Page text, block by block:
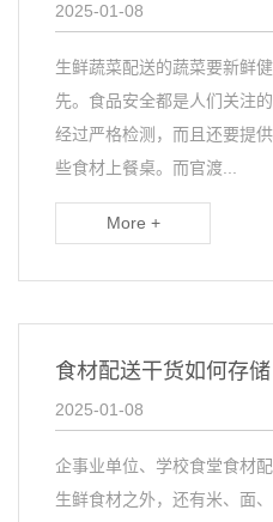
2025-01-08
生鲜蔬菜配送的蔬菜要新鲜
先。食品安全都是人们关注
经过严格检测，而且还要提
些食材上餐桌。而官渡...
More +
食材配送干货如何存储
2025-01-08
企事业单位、学校食堂食材
生鲜食材之外，还有米、面